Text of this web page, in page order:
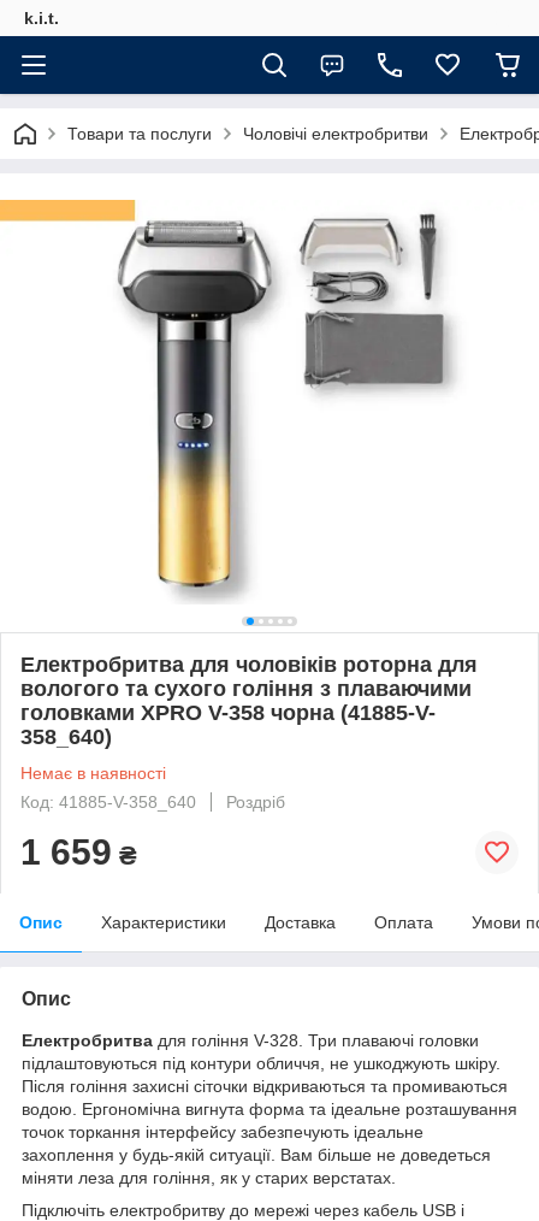
k.i.t.
Товари та послуги Чоловічі електробритви
Електробритва для чоловіків роторна для
вологого та сухого гоління з плаваючими
головками XPRO V-358 чорна (41885-V-
358_640)
Немає в наявності
Код: 41885-V-358_640
Роздріб
1 659 ₴
Опис Характеристики Доставка Оплата Умови
Опис
Електробритва для гоління V-328. Три плаваючі головки
підлаштовуються під контури обличчя, не ушкоджують шкіру.
Після гоління захисні сіточки відкриваються та промиваються
водою. Ергономічна вигнута форма та ідеальне розташування
точок торкання інтерфейсу забезпечують ідеальне
захоплення у будь-якій ситуації. Вам більше не доведеться
міняти леза для гоління, як у старих верстатах.
Підключіть електробритву до мережі через кабель USB і